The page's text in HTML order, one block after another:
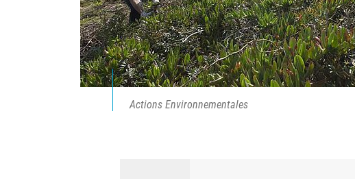
Actions Environnementales